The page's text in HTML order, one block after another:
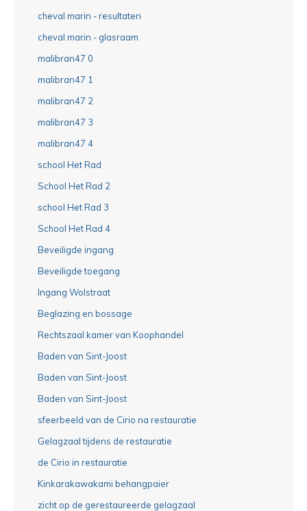
cheval marin - resultaten
cheval marin - glasraam
malibran47 0
malibran47 1
malibran47 2
malibran47 3
malibran47 4
school Het Rad
School Het Rad 2
school Het Rad 3
School Het Rad 4
Beveiligde ingang
Beveiligde toegang
Ingang Wolstraat
Beglazing en bossage
Rechtszaal kamer van Koophandel
Baden van Sint-Joost
Baden van Sint-Joost
Baden van Sint-Joost
sfeerbeeld van de Cirio na restauratie
Gelagzaal tijdens de restauratie
de Cirio in restauratie
Kinkarakawakami behangpaier
zicht op de gerestaureerde gelagzaal